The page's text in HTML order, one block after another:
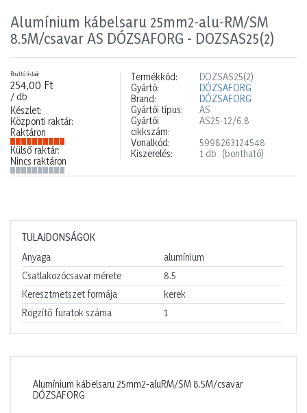
Alumínium kábelsaru 25mm2-alu-RM/SM
8.5M/csavar AS DÓZSAFORG - DOZSAS25(2)
Bruttó listaár
254,00 Ft
/ db
Készlet:
Központi raktár:
Raktáron
Külső raktár:
Nincs raktáron
Termékkód:
DOZSAS25(2)
Gyártó:
DÓZSAFORG
Brand:
DÓZSAFORG
Gyártói típus:
AS
Gyártói
cikkszám:
AS25-12/6,8
Vonalkód:
5998263124548
Kiszerelés:
1 db (bontható)
TULAJDONSÁGOK
Anyaga
alumínium
Csatlakozócsavar mérete
8.5
Keresztmetszet formája
kerek
Rögzítő furatok száma
1
Alumínium kábelsaru 25mm2-aluRM/SM 8.5M/csavar
DÓZSAFORG